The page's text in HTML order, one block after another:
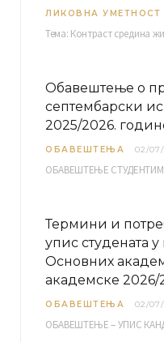
ЛИКОВНА УМЕТНОСТ
Обавештење о
септембарски
2025/2026.
ОБАВЕШТЕЊА 02/
Термини и
упис студената
Основних
академске 2026/
ОБАВЕШТЕЊА 02/